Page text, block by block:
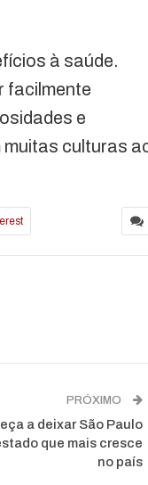
à saúde.
facilmente
e
muitas culturas
PRÓXIMO
a deixar São Paulo
que mais cresce
no país